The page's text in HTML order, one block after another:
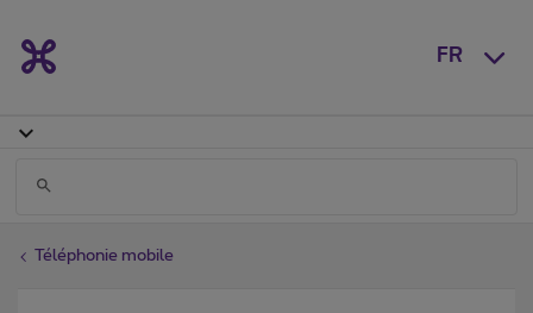
FR
Téléphonie mobile